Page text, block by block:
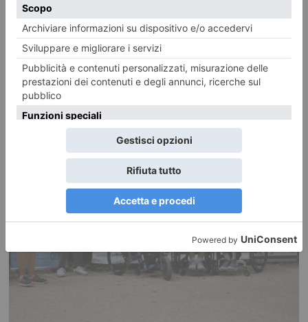
Via Roma ritrova la sua luce: termina il restauro dei lampioni
storici
Insieme a via Roma, sono pronti a tornare a splendere anche gli storici
lampioni “Piacentini”.